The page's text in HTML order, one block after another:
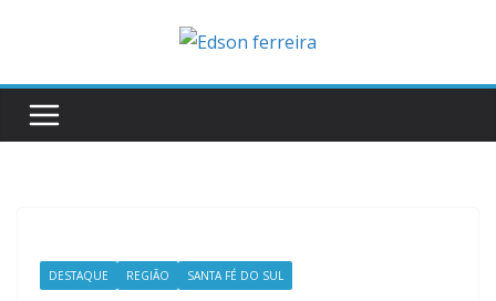
DESTAQUE REGIÃO SANTA FÉ DO SUL